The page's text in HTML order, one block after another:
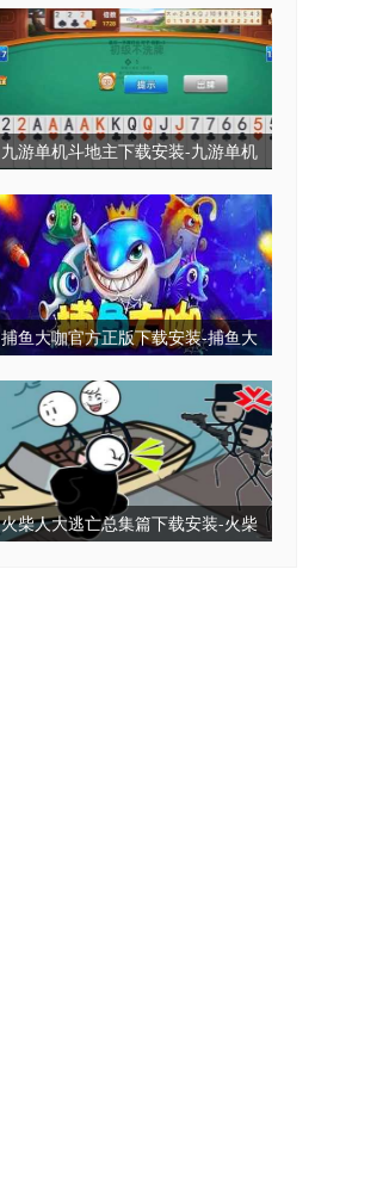
整合包
九游单机斗地主下载安装-九游单机
无毒免费无需网
捕鱼大咖官方正版下载安装-捕鱼大
本
火柴人大逃亡总集篇下载安装-火柴